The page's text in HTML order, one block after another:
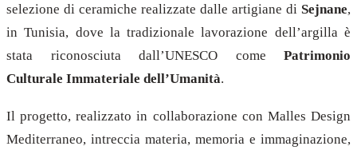
selezione di ceramiche realizzate dalle artigiane di Sejnane,
in Tunisia, dove la tradizionale lavorazione dell’argilla è
stata riconosciuta dall’UNESCO come Patrimonio
Culturale Immateriale dell’Umanità.
Il progetto, realizzato in collaborazione con Malles Design
Mediterraneo, intreccia materia, memoria e immaginazione,